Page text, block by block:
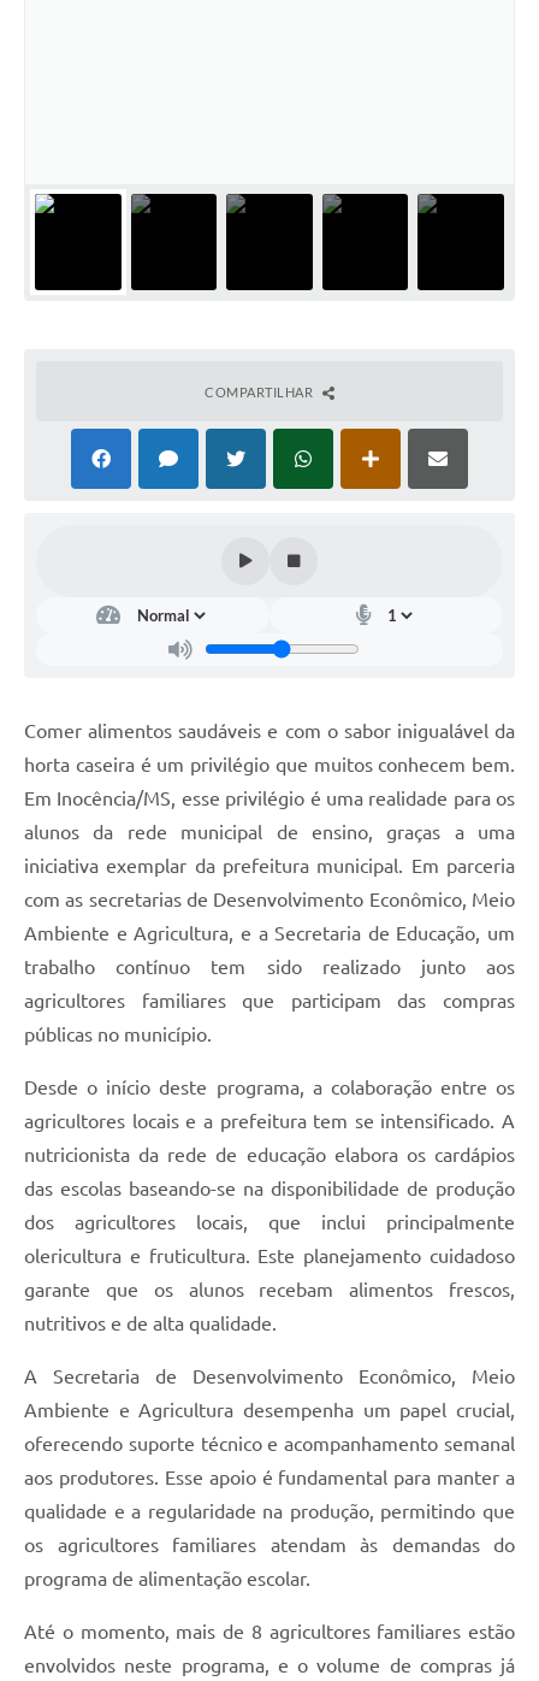
Perguntas e respostas frequentes
COMPARTILHAR
Comer alimentos saudáveis e com o sabor inigualável da
horta caseira é um privilégio que muitos conhecem bem.
Em Inocência/MS, esse privilégio é uma realidade para os
alunos da rede municipal de ensino, graças a uma
iniciativa exemplar da prefeitura municipal. Em parceria
com as secretarias de Desenvolvimento Econômico, Meio
Ambiente e Agricultura, e a Secretaria de Educação, um
trabalho contínuo tem sido realizado junto aos
agricultores familiares que participam das compras
públicas no município.
Desde o início deste programa, a colaboração entre os
agricultores locais e a prefeitura tem se intensificado. A
nutricionista da rede de educação elabora os cardápios
das escolas baseando-se na disponibilidade de produção
dos agricultores locais, que inclui principalmente
olericultura e fruticultura. Este planejamento cuidadoso
garante que os alunos recebam alimentos frescos,
nutritivos e de alta qualidade.
A Secretaria de Desenvolvimento Econômico, Meio
Ambiente e Agricultura desempenha um papel crucial,
oferecendo suporte técnico e acompanhamento semanal
aos produtores. Esse apoio é fundamental para manter a
qualidade e a regularidade na produção, permitindo que
os agricultores familiares atendam às demandas do
programa de alimentação escolar.
Até o momento, mais de 8 agricultores familiares estão
envolvidos neste programa, e o volume de compras já